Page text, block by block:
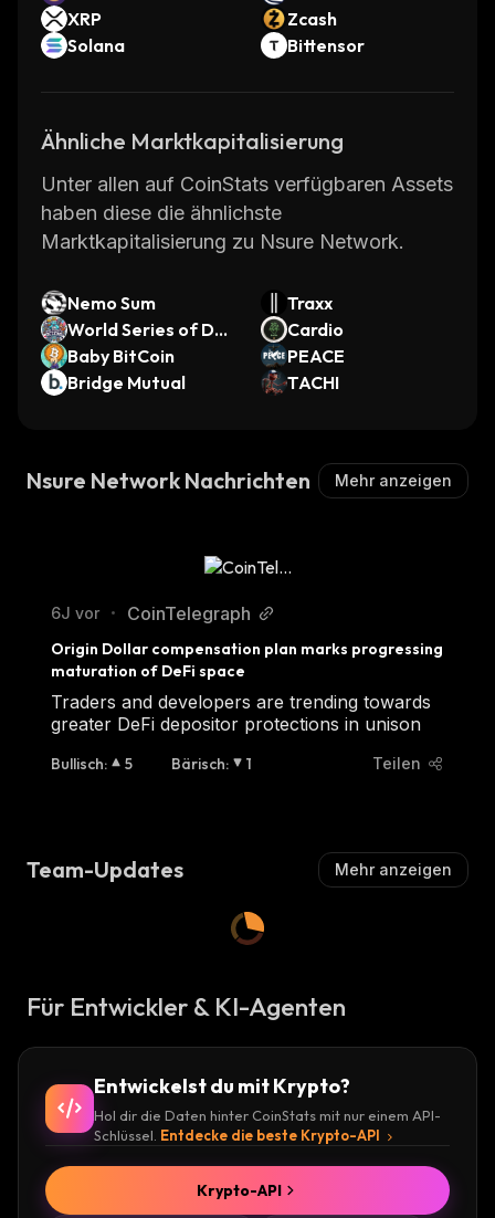
XRP
Zcash
Solana
Bittensor
Ähnliche Marktkapitalisierung
Unter allen auf CoinStats verfügbaren Assets
haben diese die ähnlichste
Marktkapitalisierung zu Nsure Network.
Nemo Sum
Traxx
World Series of De
gens
Cardio
Baby BitCoin
PEACE
Bridge Mutual
TACHI
Nsure Network Nachrichten Mehr anzeigen
6J vor • CoinTelegraph
Origin Dollar compensation plan marks progressing
maturation of DeFi space
Traders and developers are trending towards
greater DeFi depositor protections in unison
Bullisch: 5 Bärisch: 1 Teilen
Team-Updates Mehr anzeigen
Für Entwickler & KI-Agenten
Entwickelst du mit Krypto?
Hol dir die Daten hinter CoinStats mit nur einem API-
Schlüssel. Entdecke die beste Krypto-API
Krypto-API